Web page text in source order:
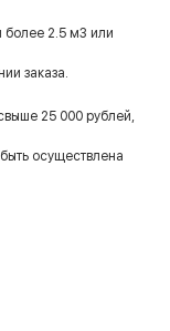
более 2.5 м3 или
заказа.
25 000 рублей,
осуществлена